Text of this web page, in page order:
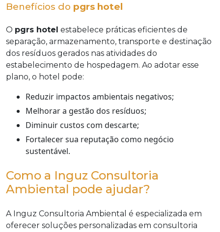
Benefícios do pgrs hotel
O pgrs hotel estabelece práticas eficientes de
separação, armazenamento, transporte e destinação
dos resíduos gerados nas atividades do
estabelecimento de hospedagem. Ao adotar esse
plano, o hotel pode:
Reduzir impactos ambientais negativos;
Melhorar a gestão dos resíduos;
Diminuir custos com descarte;
Fortalecer sua reputação como negócio
sustentável.
Como a Inguz Consultoria
Ambiental pode ajudar?
A Inguz Consultoria Ambiental é especializada em
oferecer soluções personalizadas em consultoria